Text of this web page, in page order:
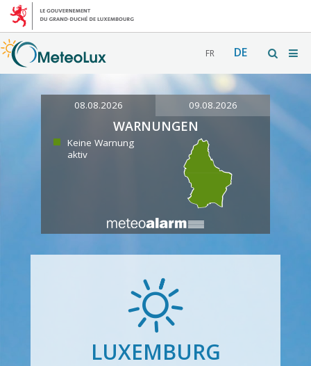
FR DE
08.08.2026 09.08.2026
WARNUNGEN
Keine Warnung
aktiv
LUXEMBURG